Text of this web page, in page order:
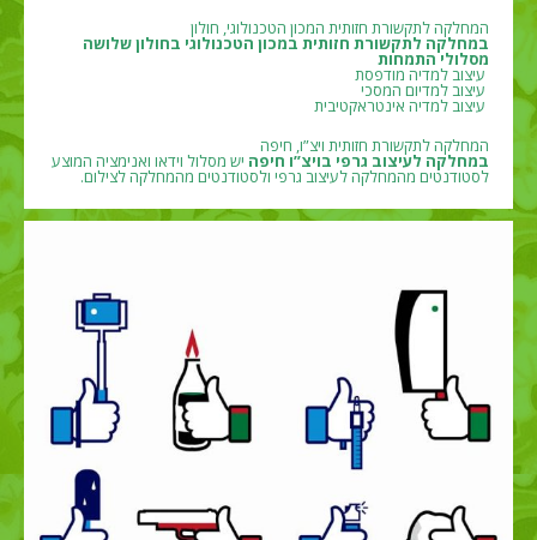
המחלקה לתקשורת חזותית המכון הטכנולוגי, חולון
במחלקה לתקשורת חזותית במכון הטכנולוגי בחולון שלושה
מסלולי התמחות
עיצוב למדיה מודפסת
עיצוב למדיום המסכי
עיצוב למדיה אינטראקטיבית
המחלקה לתקשורת חזותית ויצ”ו, חיפה
במחלקה לעיצוב גרפי בויצ”ו חיפה יש מסלול וידאו ואנימציה המוצע
לסטודנטים מהמחלקה לעיצוב גרפי ולסטודנטים מהמחלקה לצילום.